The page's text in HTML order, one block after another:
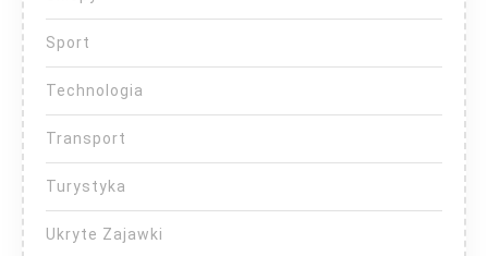
Sport
Technologia
Transport
Turystyka
Ukryte Zajawki